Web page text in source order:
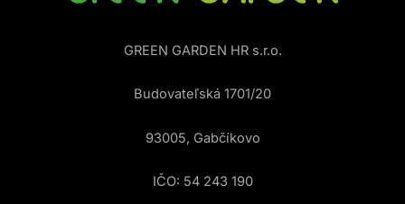
GREEN GARDEN HR s.r.o.
Budovateľská 1701/20
93005, Gabčíkovo
IČO: 54 243 190